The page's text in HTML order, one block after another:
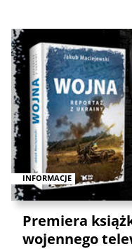
INFORMACJE
Premiera
wojennego